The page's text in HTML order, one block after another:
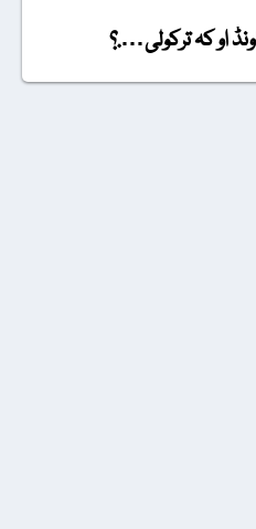
او کہ ترکولی….؟